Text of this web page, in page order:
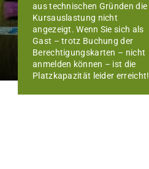
aus technischen Gründen die
Kursauslastung nicht
angezeigt. Wenn Sie sich als
Gast – trotz Buchung der
Berechtigungskarten – nicht
anmelden können – ist die
Platzkapazität leider erreicht!